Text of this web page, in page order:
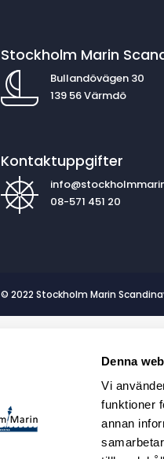
Denna
Vi
funktioner
annan
Stockholm Marin
Bullandövägen 30
139 56 Värmdö
Kontaktuppgifter
08-571 451 20
© 2022 Stockholm Marin